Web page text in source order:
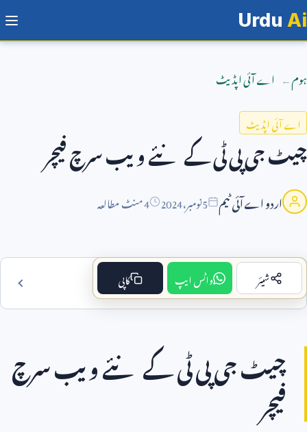
Urdu Ai
ہوم اے آئی اپڈیٹ
اے آئی اپڈیٹ
چیٹ جی پی ٹی کے نئے ویب سرچ فیچر
اردو اے آئی ٹیم 5نومبر،2024 4 منٹ مطالعہ
فہرست مضمون
چیٹ جی پی ٹی کے نئے ویب سرچ
فیچر
شیئر واٹس ایپ کاپی